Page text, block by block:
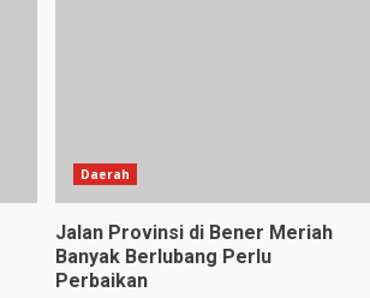
Daerah
Jalan Provinsi di Bener Meriah
Banyak Berlubang Perlu
Perbaikan